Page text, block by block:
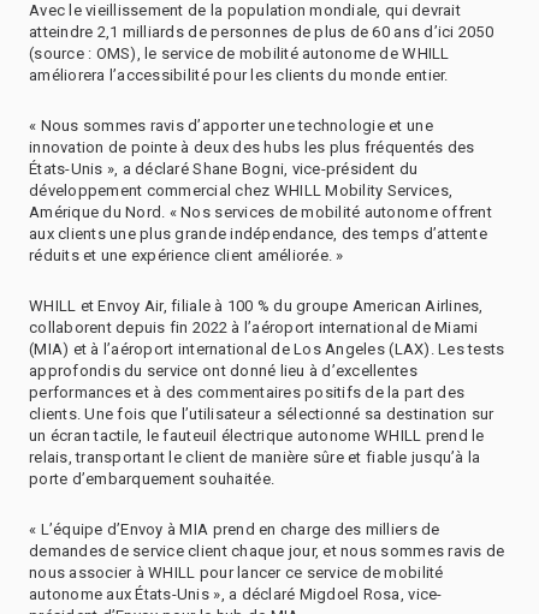
Avec le vieillissement de la population mondiale, qui devrait
atteindre 2,1 milliards de personnes de plus de 60 ans d’ici 2050
(source : OMS), le service de mobilité autonome de WHILL
améliorera l’accessibilité pour les clients du monde entier.
« Nous sommes ravis d’apporter une technologie et une
innovation de pointe à deux des hubs les plus fréquentés des
États-Unis », a déclaré Shane Bogni, vice-président du
développement commercial chez WHILL Mobility Services,
Amérique du Nord. « Nos services de mobilité autonome offrent
aux clients une plus grande indépendance, des temps d’attente
réduits et une expérience client améliorée. »
WHILL et Envoy Air, filiale à 100 % du groupe American Airlines,
collaborent depuis fin 2022 à l’aéroport international de Miami
(MIA) et à l’aéroport international de Los Angeles (LAX). Les tests
approfondis du service ont donné lieu à d’excellentes
performances et à des commentaires positifs de la part des
clients. Une fois que l’utilisateur a sélectionné sa destination sur
un écran tactile, le fauteuil électrique autonome WHILL prend le
relais, transportant le client de manière sûre et fiable jusqu’à la
porte d’embarquement souhaitée.
« L’équipe d’Envoy à MIA prend en charge des milliers de
demandes de service client chaque jour, et nous sommes ravis de
nous associer à WHILL pour lancer ce service de mobilité
autonome aux États-Unis », a déclaré Migdoel Rosa, vice-